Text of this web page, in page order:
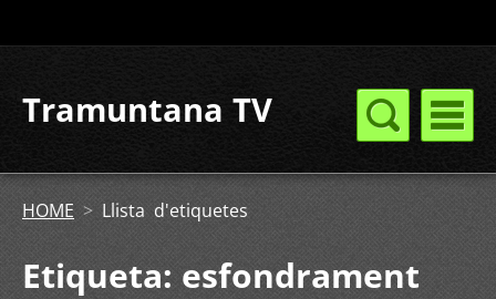
Tramuntana TV
HOME > Llista d'etiquetes
Etiqueta: esfondrament